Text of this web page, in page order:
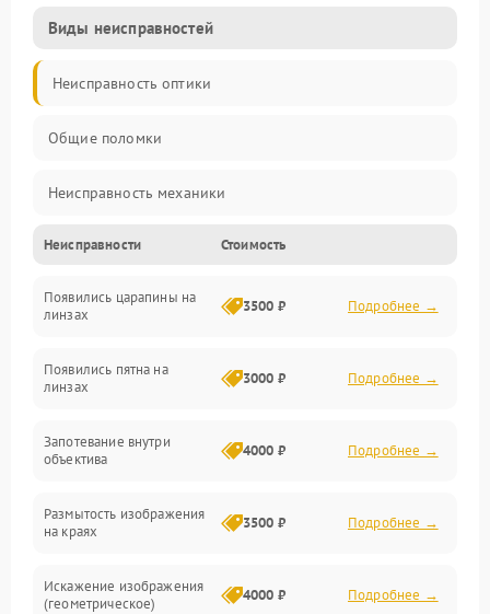
Виды неисправностей
Неисправность оптики
Общие поломки
Неисправность механики
Неисправность электроники (если объектив с мотором/
Прочие неисправности
Неисправности Стоимость
Появились царапины на
линзах
3500 ₽ Подробнее →
Появились пятна на
линзах
3000 ₽ Подробнее →
Запотевание внутри
объектива
4000 ₽ Подробнее →
Размытость изображения
на краях
3500 ₽ Подробнее →
Искажение изображения
(геометрическое)
4000 ₽ Подробнее →